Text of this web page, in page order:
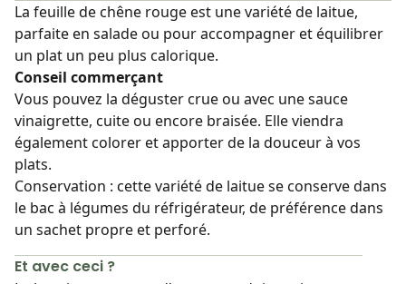
La feuille de chêne rouge est une variété de laitue,
parfaite en salade ou pour accompagner et équilibrer
un plat un peu plus calorique.
Conseil commerçant
Vous pouvez la déguster crue ou avec une sauce
vinaigrette, cuite ou encore braisée. Elle viendra
également colorer et apporter de la douceur à vos
plats.
Conservation : cette variété de laitue se conserve dans
le bac à légumes du réfrigérateur, de préférence dans
un sachet propre et perforé.
Et avec ceci ?